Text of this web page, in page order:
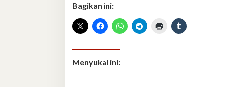
Bagikan ini:
Menyukai ini: